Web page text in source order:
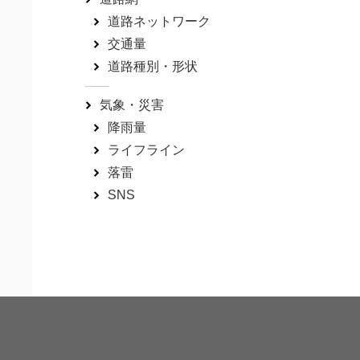
道路ネットワーク
交通量
道路種別・形状
気象・災害
降雨量
ライフライン
落雷
SNS